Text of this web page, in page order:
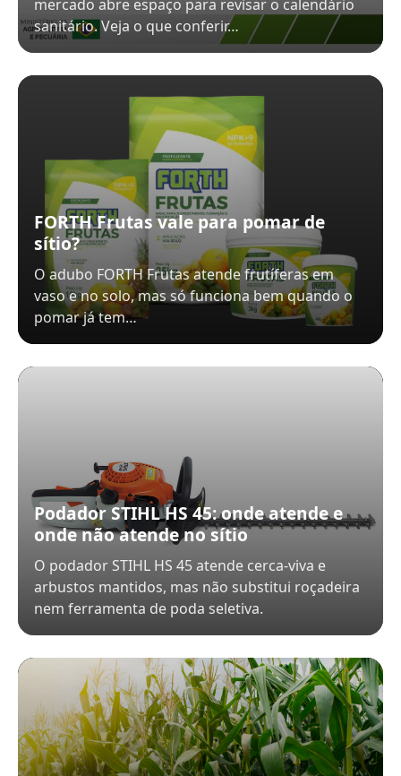
mercado abre espaço para revisar o calendário
sanitário. Veja o que conferir…
FORTH Frutas vale para pomar de
sítio?
O adubo FORTH Frutas atende frutíferas em
vaso e no solo, mas só funciona bem quando o
pomar já tem…
Podador STIHL HS 45: onde atende e
onde não atende no sítio
O podador STIHL HS 45 atende cerca-viva e
arbustos mantidos, mas não substitui roçadeira
nem ferramenta de poda seletiva.